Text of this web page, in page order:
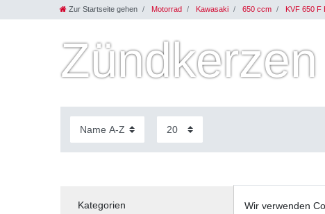
Zur Startseite gehen Motorrad Kawasaki 650 ccm KVF 650 F
Kategorien
Wir verwenden